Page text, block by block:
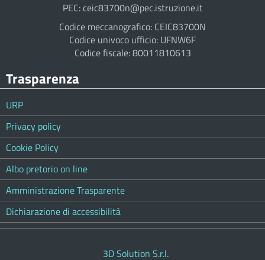
PEC: ceic83700n@pec.istruzione.it
Codice meccanografico: CEIC83700N
Codice univoco ufficio: UFNW6F
Codice fiscale: 80011810613
Trasparenza
URP
Privacy policy
Cookie Policy
Albo pretorio on line
Amministrazione Trasparente
Dichiarazione di accessibilità
3D Solution S.r.l.